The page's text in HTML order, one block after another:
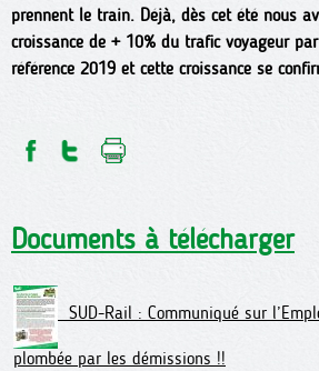
prennent le train. Déjà, dès cet été nous
croissance de + 10% du trafic voyageur
référence 2019 et cette croissance se
Documents à télécharger
SUD-Rail : Communiqué sur
plombée par les démissions !!